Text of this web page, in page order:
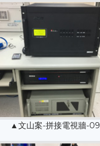
▲文山案-拼接電視牆-09